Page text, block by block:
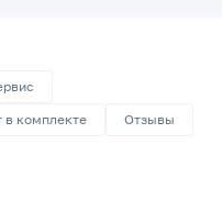
в комплекте Отзывы